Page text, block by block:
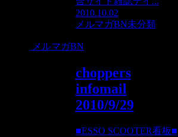
2010.10.02
メルマガBN未分類
メルマガBN
choppers
infomail
2010/9/29
■ESSO SCOOTER看板■